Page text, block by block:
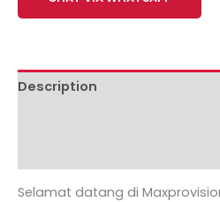
Description
Selamat datang di